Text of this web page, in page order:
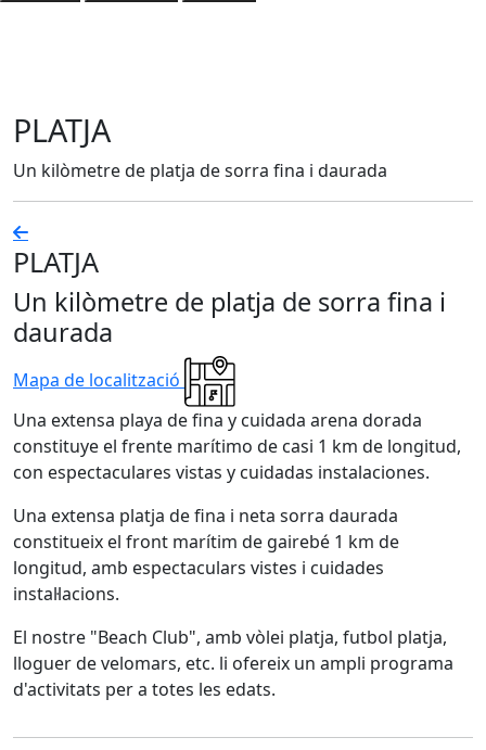
PLATJA
Un kilòmetre de platja de sorra fina i daurada
PLATJA
Un kilòmetre de platja de sorra fina i
daurada
Mapa de localització
Una extensa playa de fina y cuidada arena dorada
constituye el frente marítimo de casi 1 km de longitud,
con espectaculares vis­tas y cuidadas instalaciones.
Una extensa platja de fina i neta sorra daurada
constitueix el front marítim de gairebé 1 km de
longitud, amb espectaculars vistes i cuidades
instal·lacions.
El nostre "Beach Club", amb vòlei platja, futbol platja,
lloguer de velomars, etc. li ofereix un ampli programa
d'activitats per a totes les edats.